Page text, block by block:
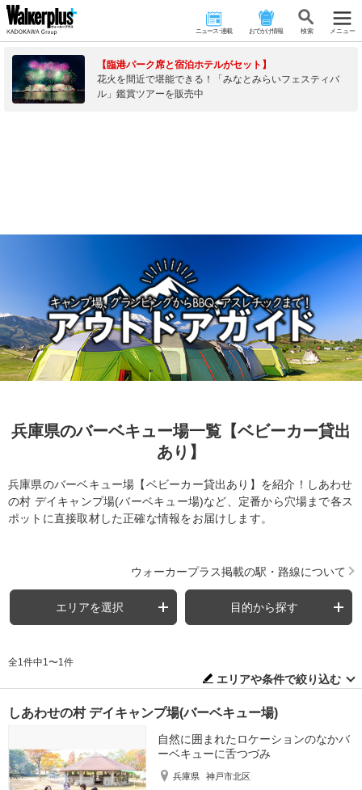
ニュース･連載 おでかけ情報 検 索 メニュー
【臨港パーク席と宿泊ホテルがセット】
花火を間近で堪能できる！「みなとみらいフェスティバ
ル」鑑賞ツアーを販売中
兵庫県のバーベキュー場一覧【ベビーカー貸出
あり】
兵庫県のバーベキュー場【ベビーカー貸出あり】を紹介！しあわせ
の村 デイキャンプ場(バーベキュー場)など、定番から穴場まで各ス
ポットに直接取材した正確な情報をお届けします。
ウォーカープラス掲載の駅・路線について
エリアを選択 目的から探す
全1件中1〜1件
エリアや条件で絞り込む
しあわせの村 デイキャンプ場(バーベキュー場)
自然に囲まれたロケーションのなかバ
ーベキューに舌つづみ
兵庫県 神戸市北区